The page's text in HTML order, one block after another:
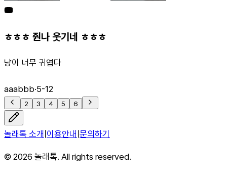
ㅎㅎㅎ 줜나 웃기네 ㅎㅎㅎ
냥이 너무 귀엽다
aaabbb·5-12
2 3 4 5 6
놀래톡 소개 |이용안내 |문의하기
© 2026 놀래톡. All rights reserved.